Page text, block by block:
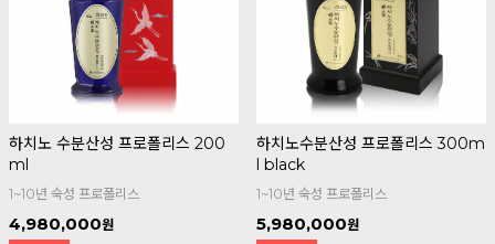
하치노 수분산성 프로폴리스 200
ml
1~10년 숙성 프로폴리스
4,980,000
하치노수분산성 프로폴리스 300m
l black
1~10년 숙성 프로폴리스
5,980,000